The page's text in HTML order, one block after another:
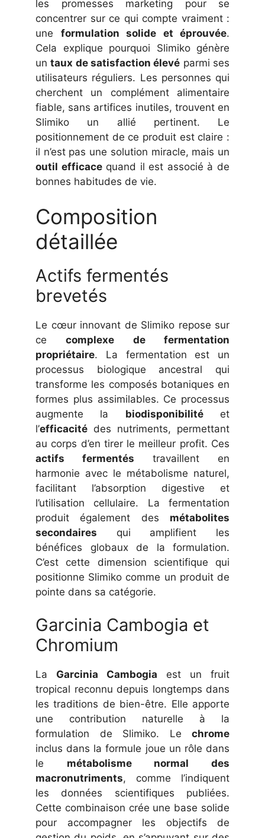
les promesses marketing pour se
concentrer sur ce qui compte vraiment :
une formulation solide et éprouvée.
Cela explique pourquoi Slimiko génère
untaux de satisfaction élevé parmi ses
utilisateurs réguliers. Les personnes qui
cherchent un complément alimentaire
fiable, sans artifices inutiles, trouvent en
Slimiko un allié pertinent. Le
positionnement de ce produit est claire :
il n’est pas une solution miracle, mais un
outil efficacequand il est associé à de
bonnes habitudes de vie.
Composition
détaillée
Actifs fermentés
brevetés
Le cœur innovant de Slimiko repose sur
cecomplexe de fermentation
propriétaire. La fermentation est un
processus biologique ancestral qui
transforme les composés botaniques en
formes plus assimilables. Ce processus
augmente la biodisponibilitéet
l’efficacité des nutriments, permettant
au corps d’en tirer le meilleur profit. Ces
actifs fermentés travaillent en
harmonie avec le métabolisme naturel,
facilitant l’absorption digestive et
l’utilisation cellulaire. La fermentation
produit également des métabolites
secondaires qui amplifient les
bénéfices globaux de la formulation.
C’est cette dimension scientifique qui
positionne Slimiko comme un produit de
pointe dans sa catégorie.
Garcinia Cambogia et
Chromium
La Garcinia Cambogia est un fruit
tropical reconnu depuis longtemps dans
les traditions de bien-être. Elle apporte
une contribution naturelle à la
formulation de Slimiko. Le chrome
inclus dans la formule joue un rôle dans
le métabolisme normal des
macronutriments, comme l’indiquent
les données scientifiques publiées.
Cette combinaison crée une base solide
pour accompagner les objectifs de